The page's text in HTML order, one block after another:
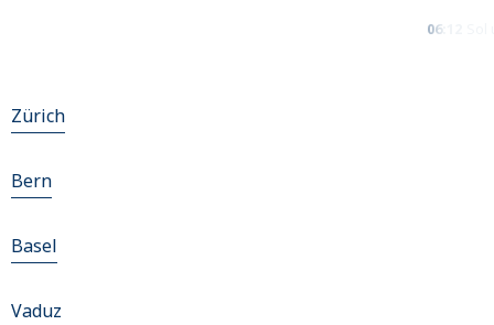
06:12
Zürich
Bern
Basel
Vaduz